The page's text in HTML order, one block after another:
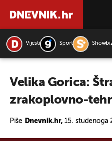
Vijesti Sport
Velika Gorica:
zrakoplovno-
Piše Dnevnik.hr, 15. studenoga
PRETRAŽITE VIJESTI